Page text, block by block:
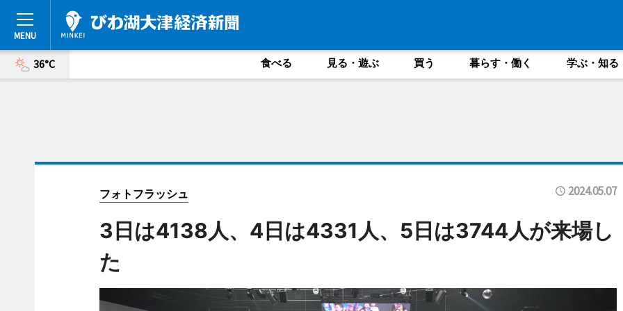
36°C 食べる 見る・遊ぶ 買う 暮らす・働く 学ぶ・知る
フォトフラッシュ 2024.05.07
3日は4138人、4日は4331人、5日は3744人が来場し
た